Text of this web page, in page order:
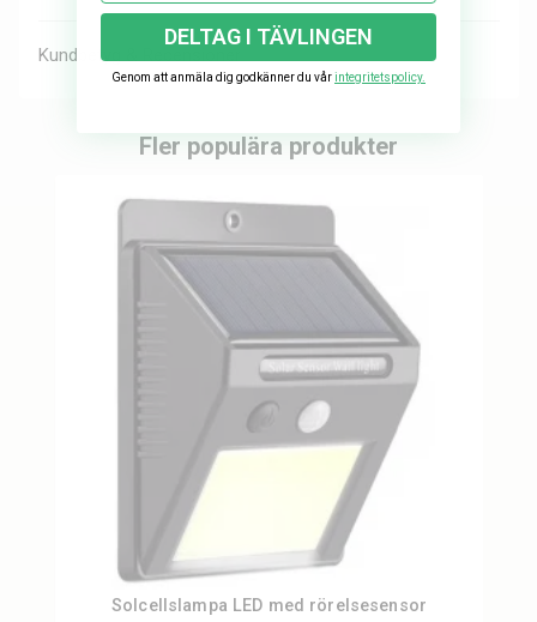
Kundbetyg & Recensioner
Fler populära produkter
Solcellslampa LED med rörelsesensor
DELTAG I TÄVLINGEN
Genom att anmäla dig godkänner du vårintegritetspolicy.